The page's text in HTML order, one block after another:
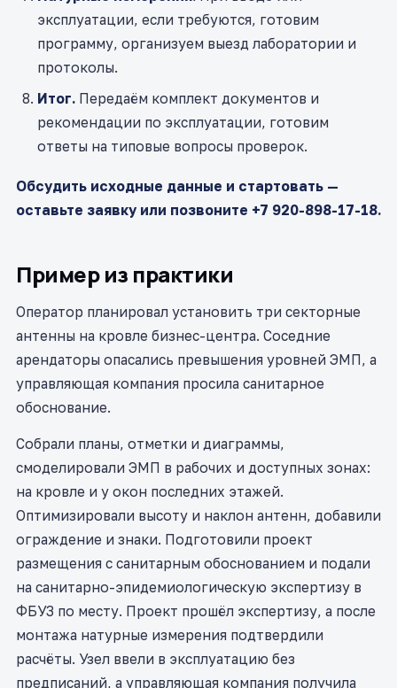
эксплуатации, если требуются, готовим
программу, организуем выезд лаборатории и
протоколы.
Итог. Передаём комплект документов и
рекомендации по эксплуатации, готовим
ответы на типовые вопросы проверок.
Обсудить исходные данные и стартовать —
оставьте заявку или позвоните +7 920-898-17-18.
Пример из практики
Оператор планировал установить три секторные
антенны на кровле бизнес-центра. Соседние
арендаторы опасались превышения уровней ЭМП, а
управляющая компания просила санитарное
обоснование.
Собрали планы, отметки и диаграммы,
смоделировали ЭМП в рабочих и доступных зонах:
на кровле и у окон последних этажей.
Оптимизировали высоту и наклон антенн, добавили
ограждение и знаки. Подготовили проект
размещения с санитарным обоснованием и подали
на санитарно-эпидемиологическую экспертизу в
ФБУЗ по месту. Проект прошёл экспертизу, а после
монтажа натурные измерения подтвердили
расчёты. Узел ввели в эксплуатацию без
предписаний, а управляющая компания получила